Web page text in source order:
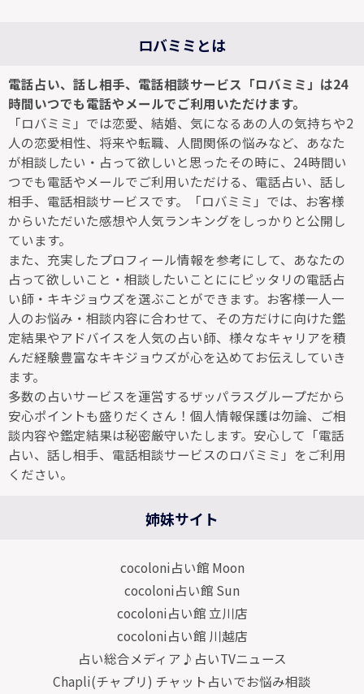
ロバミミとは
電話占い、話し相手、電話相談サービス「ロバミミ」は24
時間いつでも電話やメールでご利用いただけます。
「ロバミミ」では恋愛、結婚、気になるあの人の気持ちや2
人の恋愛相性、将来や転職、人間関係の悩みなど、あなた
が相談したい・占って欲しいと思ったその時に、24時間い
つでも電話やメールでご利用いただける、電話占い、話し
相手、電話相談サービスです。「ロバミミ」では、お客様
からいただいた感想や人気ランキングをしっかりと公開し
ています。
また、充実したプロフィール情報を参考にして、あなたの
占って欲しいこと・相談したいことににピッタリの電話占
い師・キキジョウズを選ぶことができます。お客様一人一
人のお悩み・相談内容に合わせて、その方だけに向けた鑑
定結果やアドバイスを人気の占い師、様々なキャリアを積
んだ経験豊富なキキジョウズが心を込めてお伝えしていき
ます。
多数の占いサービスを運営するザッパラスグループだから
安心ポイントも盛りだくさん！個人情報保護は勿論、ご相
談内容や鑑定結果は秘密厳守いたします。安心して「電話
占い、話し相手、電話相談サービスのロバミミ」をご利用
ください。
姉妹サイト
cocoloni占い館 Moon
cocoloni占い館 Sun
cocoloni占い館 立川店
cocoloni占い館 川越店
占い総合メディア♪占いTVニュース
Chapli(チャプリ) チャット占いでお悩み相談